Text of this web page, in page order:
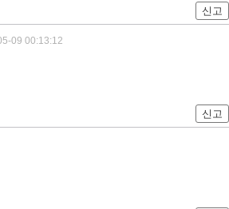
신고
09 00:13:12
신고